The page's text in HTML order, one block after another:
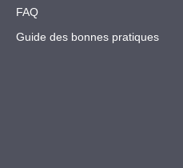
FAQ
Guide des bonnes pratiques